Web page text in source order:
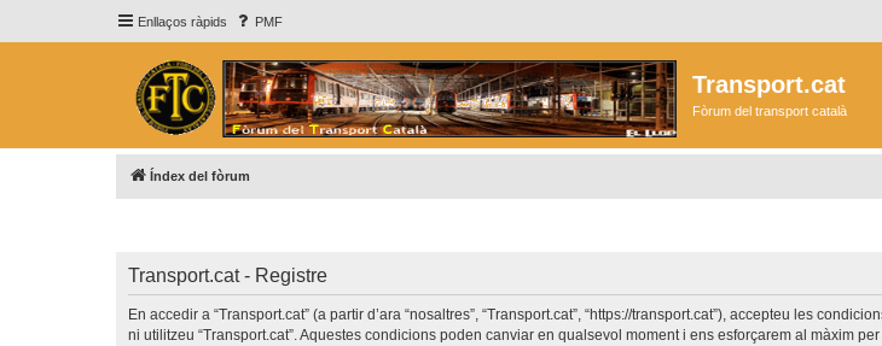
Enllaços ràpids PMF
Transport.cat
Fòrum del transport català
Índex del fòrum
Transport.cat - Registre
En accedir a “Transport.cat” (a partir d’ara “nosaltres”, “Transport.cat”, “https://transport.cat”), accepteu les
ni utilitzeu “Transport.cat”. Aquestes condicions poden canviar en qualsevol moment i ens esforçarem al màxim